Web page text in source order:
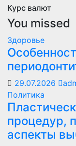
Курс валют
You missed
Здоровье
29.07.2026
Политика
процедур,
аспекты